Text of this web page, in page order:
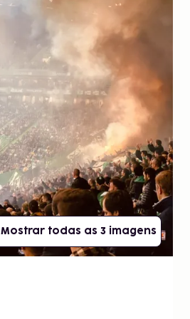
Mostrar todas as 3 imagens